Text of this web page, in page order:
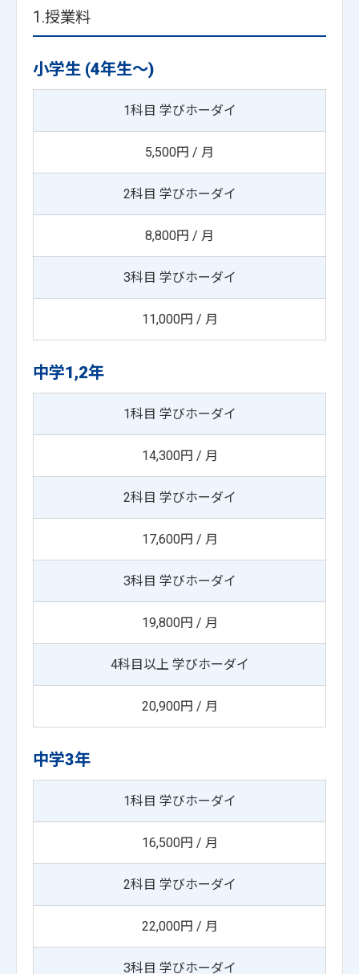
1.授業料
小学生 (4年生～)
1科目 学びホーダイ
5,500円 / 月
2科目 学びホーダイ
8,800円 / 月
3科目 学びホーダイ
11,000円 / 月
中学1,2年
1科目 学びホーダイ
14,300円 / 月
2科目 学びホーダイ
17,600円 / 月
3科目 学びホーダイ
19,800円 / 月
4科目以上 学びホーダイ
20,900円 / 月
中学3年
1科目 学びホーダイ
16,500円 / 月
2科目 学びホーダイ
22,000円 / 月
3科目 学びホーダイ